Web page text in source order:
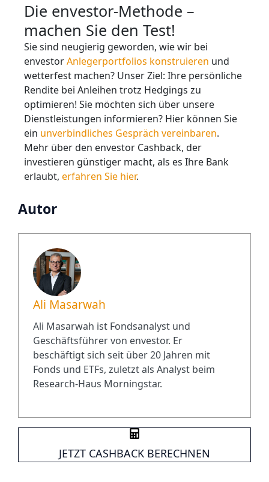
Die envestor-Methode –
machen Sie den Test!
Sie sind neugierig geworden, wie wir bei
envestorAnlegerportfolios konstruieren und
wetterfest machen? Unser Ziel: Ihre persönliche
Rendite bei Anleihen trotz Hedgings zu
optimieren! Sie möchten sich über unsere
Dienstleistungen informieren? Hier können Sie
ein unverbindliches Gespräch vereinbaren.
Mehr über den envestor Cashback, der
investieren günstiger macht, als es Ihre Bank
erlaubt, erfahren Sie hier.
Autor
Ali Masarwah
Ali Masarwah ist Fondsanalyst und
Geschäftsführer von envestor. Er
beschäftigt sich seit über 20 Jahren mit
Fonds und ETFs, zuletzt als Analyst beim
Research-Haus Morningstar.
JETZT CASHBACK BERECHNEN